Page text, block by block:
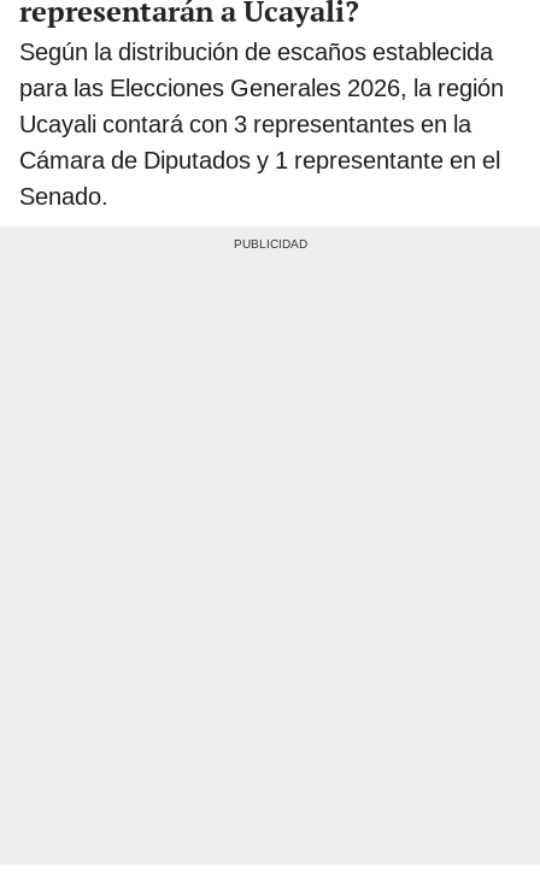
representarán a Ucayali?
Según la distribución de escaños establecida
para las Elecciones Generales 2026, la región
Ucayali contará con 3 representantes en la
Cámara de Diputados y 1 representante en el
Senado.